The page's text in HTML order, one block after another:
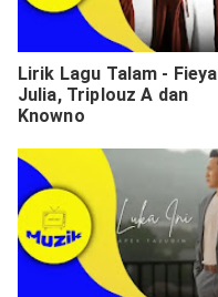
Lirik Lagu Talam - Fieya
Julia, Triplouz A dan
Knowno